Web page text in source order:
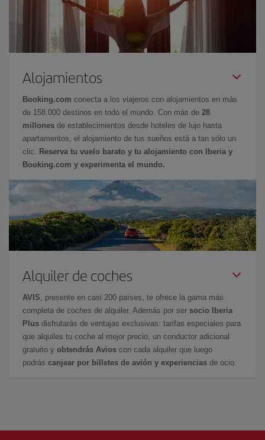
Alojamientos
Booking.com conecta a los viajeros con alojamientos en más
de 158.000 destinos en todo el mundo. Con más de 28
millones de establecimientos desde hoteles de lujo hasta
apartamentos, el alojamiento de tus sueños está a tan sólo un
clic.
Reserva tu vuelo barato y tu alojamiento con Iberia y
Booking.com y experimenta el mundo.
Alquiler de coches
AVIS , presente en casi 200 países, te ofrece la gama más
completa de coches de alquiler. Además por ser socio Iberia
Plus disfrutarás de ventajas exclusivas: tarifas especiales para
que alquiles tu coche al mejor precio, un conductor adicional
gratuito y obtendrás Avios con cada alquiler que luego
podrás canjear por billetes de avión y experiencias de ocio.